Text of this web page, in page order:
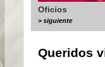
Oficios
> siguiente
Queridos